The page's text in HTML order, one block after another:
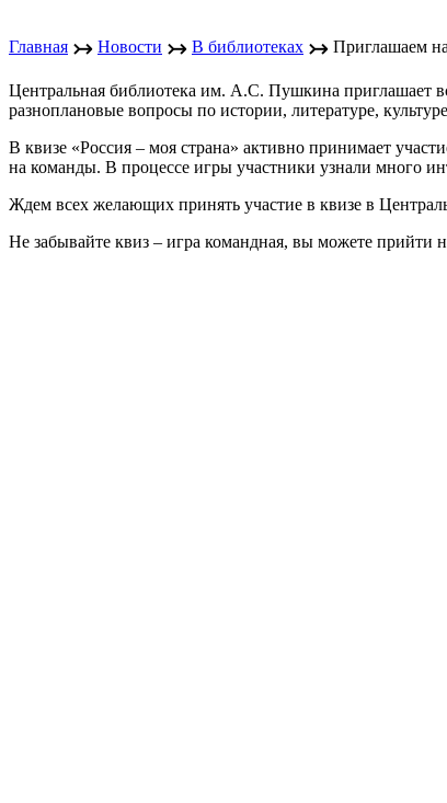
Главная ↣ Новости ↣ В библиотеках ↣ Приглашаем
Центральная библиотека им. А.С. Пушкина приглашает
разноплановые вопросы по истории, литературе,
В квизе «Россия – моя страна» активно принимает
на команды. В процессе игры участники узнали много
Ждем всех желающих принять участие в квизе в
Не забывайте квиз – игра командная, вы можете прийти